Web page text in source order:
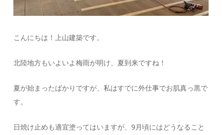
こんにちは！上山建築です。
北陸地方もいよいよ梅雨が明け、夏到来ですね！
夏が始まったばかりですが、私はすでに外仕事でお肌真っ黒で
す。
日焼け止めも適宜塗ってはいますが、9月頃にはどうなること